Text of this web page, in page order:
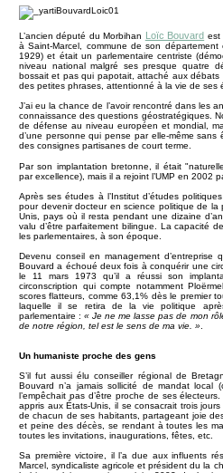
L’ancien député du Morbihan Loïc Bouvard est
à Saint-Marcel, commune de son
1929) et était un parlementaire centriste
niveau national malgré ses presque quatre
bossait et pas qui papotait, attaché aux
des petites phrases, attentionné à la vie de ses
J’ai eu la chance de l’avoir rencontré dans les
connaissance des questions géostratégiques.
de défense au niveau européen et mondial,
d’une personne qui pense par elle-même
des consignes partisanes de court terme.
Par son implantation bretonne, il était
par excellence), mais il a rejoint l’UMP en 2002
Après ses études à l’Institut d’études
pour devenir docteur en science politique de
Unis, pays où il resta pendant une dizaine
valu d’être parfaitement bilingue. La capacité
les parlementaires, à son époque.
Devenu conseil en management
Bouvard a échoué deux fois à conquérir une
le 11 mars 1973 qu’il a réussi son
circonscription qui compte notamment
scores flatteurs, comme 63,1% dès le premier
laquelle il se retira de la vie politique
parlementaire :« Je ne me lasse pas de mon
de notre région, tel est le sens de ma vie. »
Un humaniste proche des gens
S’il fut aussi élu conseiller régional de
Bouvard n’a jamais sollicité de mandat local
l’empêchait pas d’être proche de ses
appris aux États-Unis, il se consacrait trois
de chacun de ses habitants, partageant joie
et peine des décès, se rendant à toutes les
toutes les invitations, inaugurations, fêtes, etc.
Sa première victoire, il l’a due aux influents
Marcel, syndicaliste agricole et président du la